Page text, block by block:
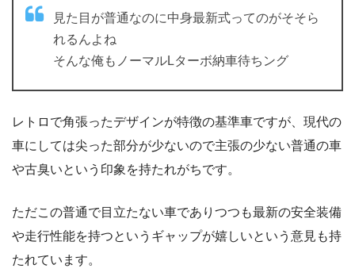
見た目が普通なのに中身最新式ってのがそそら
れるんよね
そんな俺もノーマルLターボ納車待ちング
レトロで角張ったデザインが特徴の基準車ですが、現代の
車にしては尖った部分が少ないので主張の少ない普通の車
や古臭いという印象を持たれがちです。
ただこの普通で目立たない車でありつつも最新の安全装備
や走行性能を持つというギャップが嬉しいという意見も持
たれています。